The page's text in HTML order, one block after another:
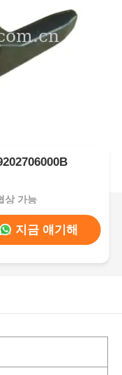
상 가능
지금 얘기해